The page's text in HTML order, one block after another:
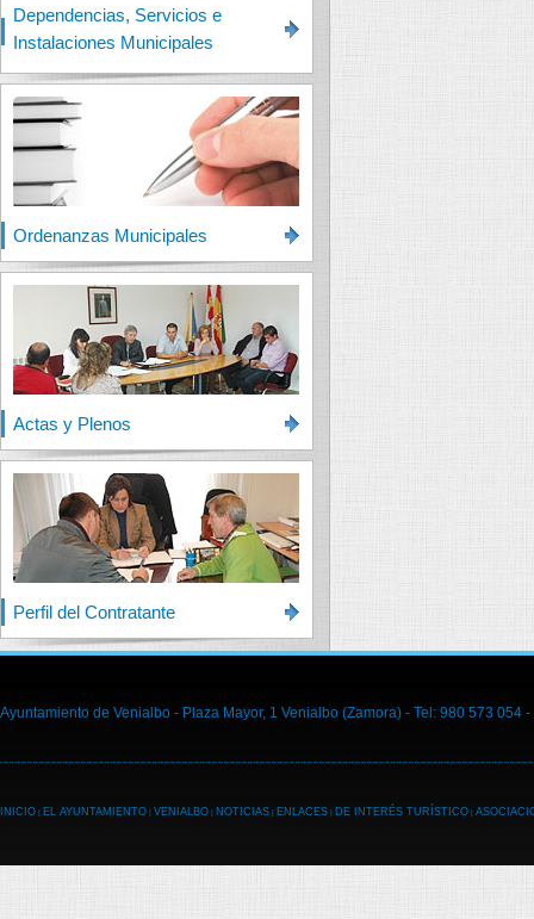
Dependencias, Servicios e
Instalaciones Municipales
Ordenanzas Municipales
Actas y Plenos
Perfil del Contratante
Ayuntamiento de Venialbo - Plaza Mayor, 1 Venialbo (Zamora) - Tel: 980 573 054 -
INICIO EL AYUNTAMIENTO VENIALBO NOTICIAS ENLACES DE INTERÉS TURÍSTICO